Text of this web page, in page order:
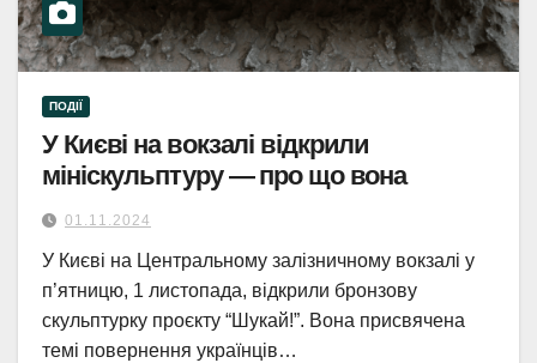
ПОДІЇ
У Києві на вокзалі відкрили
мініскульптуру — про що вона
01.11.2024
У Києві на Центральному залізничному вокзалі у
п’ятницю, 1 листопада, відкрили бронзову
скульптурку проєкту “Шукай!”. Вона присвячена
темі повернення українців…